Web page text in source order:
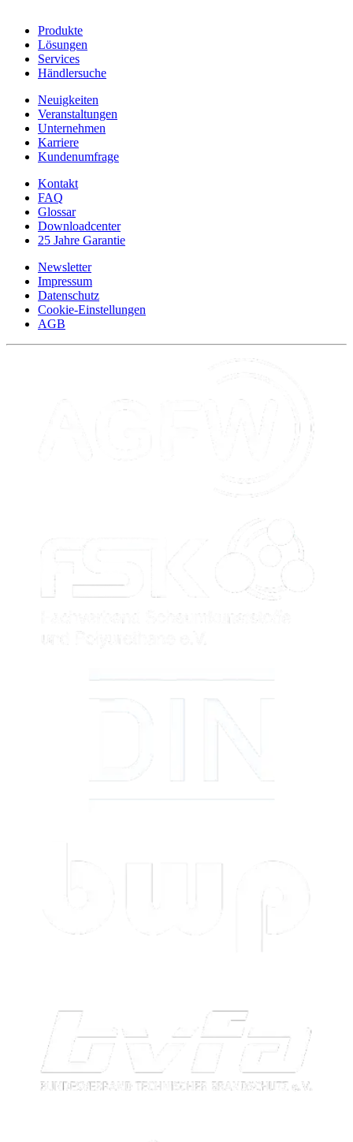
Produkte
Lösungen
Services
Händlersuche
Neuigkeiten
Veranstaltungen
Unternehmen
Karriere
Kundenumfrage
Kontakt
FAQ
Glossar
Downloadcenter
25 Jahre Garantie
Newsletter
Impressum
Datenschutz
Cookie-Einstellungen
AGB